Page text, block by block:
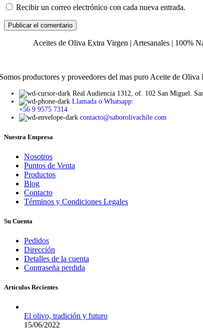
Recibir un correo electrónico con cada nueva entrada.
Aceites de Oliva Extra Virgen | Artesanales | 100%
productores y proveedores del mas puro Aceite de
Real Audiencia 1312, of. 102 San Miguel.
Llamada o Whatsapp:
+56 9 9575 7314
contacto@saborolivachile.com
Nuestra Empresa
Nosotros
Puntos de Venta
Productos
Blog
Contacto
Términos y Condiciones Legales
Su Cuenta
Pedidos
Dirección
Detalles de la cuenta
Contraseña perdida
Artículos Recientes
El olivo, tradición y futuro
15/06/2022